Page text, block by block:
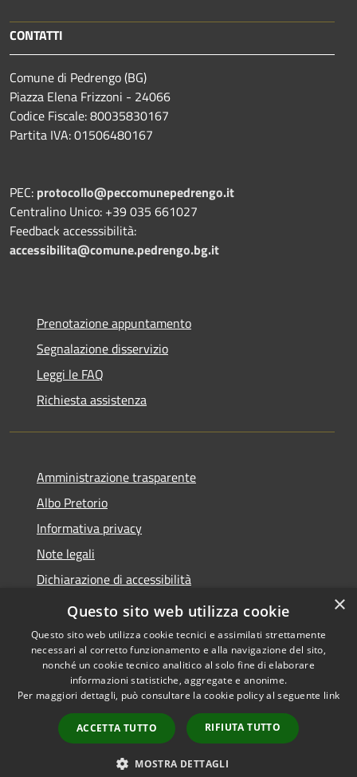
CONTATTI
Comune di Pedrengo (BG)
Piazza Elena Frizzoni - 24066
Codice Fiscale: 80035830167
Partita IVA: 01506480167
PEC: protocollo@peccomunepedrengo.it
Centralino Unico: +39 035 661027
Feedback accesssibilità:
accessibilita@comune.pedrengo.bg.it
Prenotazione appuntamento
Segnalazione disservizio
Leggi le FAQ
Richiesta assistenza
Amministrazione trasparente
Albo Pretorio
Informativa privacy
Note legali
Dichiarazione di accessibilità
Area riservata dipendenti
Accessibilità
Copyright © 2026 • Comune di
Pedrengo • Powered by
Municipium•
Accesso
redazione
×
Questo sito web utilizza cookie
Questo sito web utilizza cookie tecnici e assimilati strettamente
necessari al corretto funzionamento e alla navigazione del sito,
nonché un cookie tecnico analitico al solo fine di elaborare
informazioni statistiche, aggregate e anonime.
Per maggiori dettagli, può consultare la cookie policy al seguente link
ACCETTA TUTTO RIFIUTA TUTTO
MOSTRA DETTAGLI